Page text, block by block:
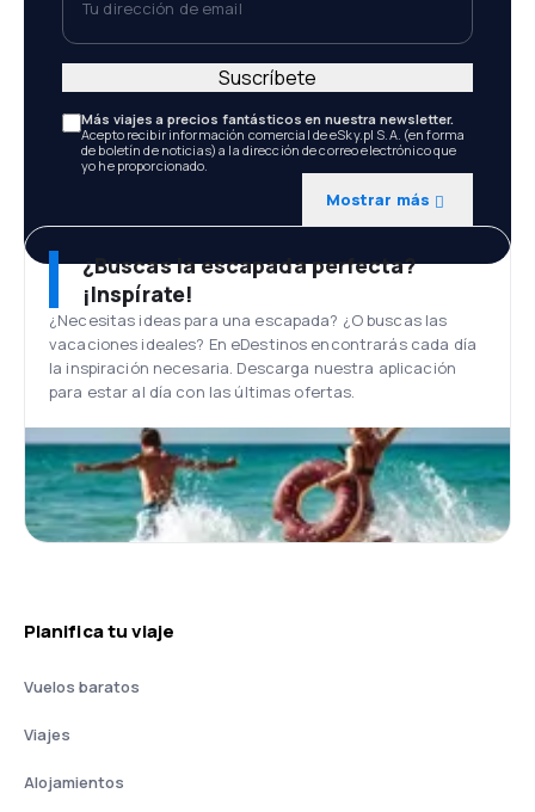
Más viajes a precios fantásticos en nuestra newsletter.
Acepto recibir información comercial de eSky.pl S.A. (en forma
de boletín de noticias) a la dirección de correo electrónico que
yo he proporcionado.
Mostrar más
Suscríbete
¿Buscas la escapada perfecta?
¡Inspírate!
¿Necesitas ideas para una escapada? ¿O buscas las
vacaciones ideales? En eDestinos encontrarás cada día
la inspiración necesaria. Descarga nuestra aplicación
para estar al día con las últimas ofertas.
Planifica tu viaje
Vuelos baratos
Viajes
Alojamientos